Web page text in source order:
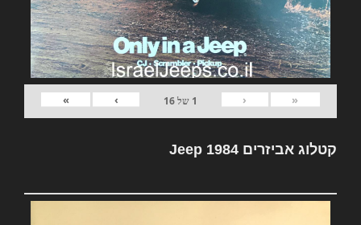
«
‹
1 של16
›
»
קטלוג אביזרים Jeep 1984